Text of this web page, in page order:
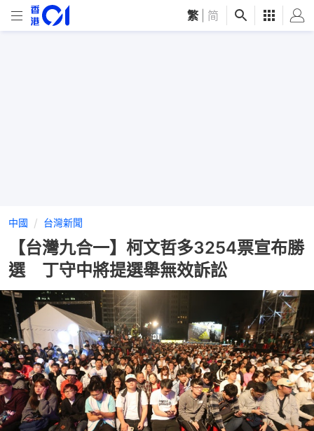
繁 简
中國 台灣新聞
【台灣九合一】柯文哲多3254票宣布勝
選 丁守中將提選舉無效訴訟